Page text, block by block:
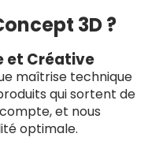
3D ?
et Créative
maîtrise technique
qui sortent de
et nous
optimale.